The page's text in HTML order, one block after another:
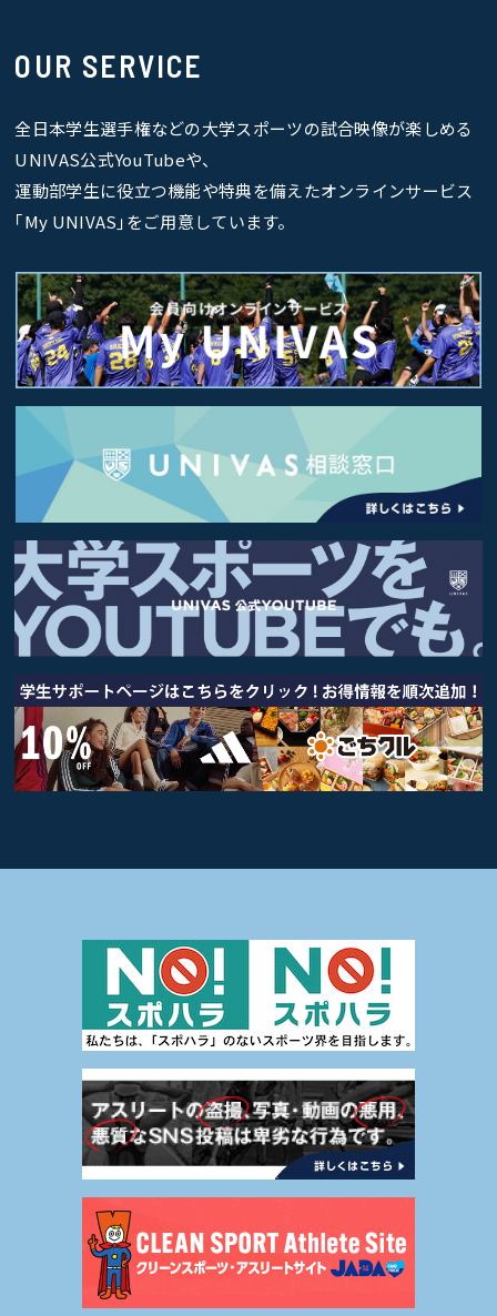
OUR SERVICE
全日本学生選手権などの大学スポーツの試合映像が楽しめる
UNIVAS公式YouTubeや、
運動部学生に役立つ機能や特典を備えたオンラインサービス
｢My UNIVAS｣をご用意しています。